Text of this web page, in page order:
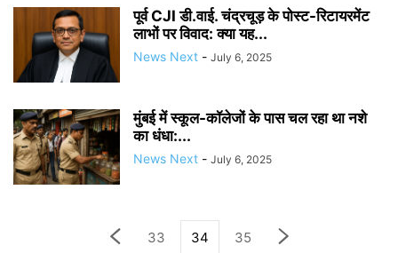
पूर्व CJI डी.वाई. चंद्रचूड़ के पोस्ट-रिटायरमेंट
लाभों पर विवाद: क्या यह...
News Next - July 6, 2025
मुंबई में स्कूल-कॉलेजों के पास चल रहा था नशे
का धंधा:...
News Next - July 6, 2025
33 34 35